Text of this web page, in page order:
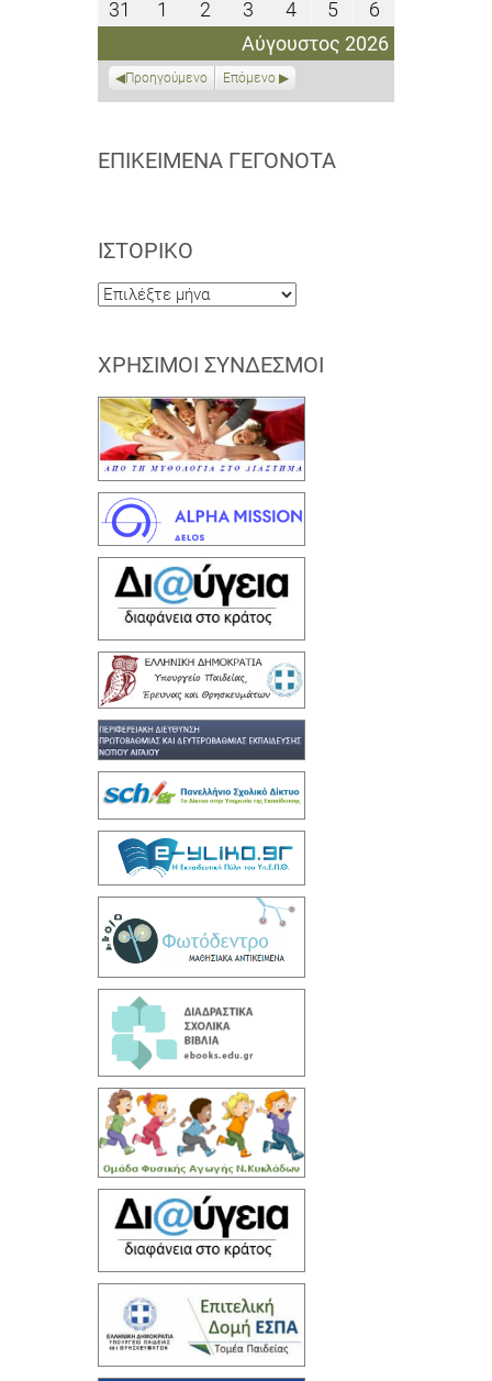
Αύγουστος 2026
2026202620262026202620262026
31
Αυγούστου
1
Σεπτεμβρίου
2
Σεπτεμβρίου
2026
3
Σεπτεμβρίου
2026
44
Σεπτεμβρίου
2026
55
Σεπτεμβρίου
2026
66
2026
Προηγούμενο Επόμενο
ΕΠΙΚΕΊΜΕΝΑ ΓΕΓΟΝΌΤΑ
ΙΣΤΟΡΙΚΌ
Ιστορικό
ΧΡΉΣΙΜΟΙ ΣΎΝΔΕΣΜΟΙ